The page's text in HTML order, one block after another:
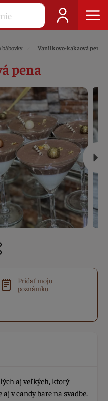
bábovky Vanilkovo-kakaová pena
pena
Pridať moju
poznámku
aj veľkých, ktorý
v candy bare na svadbe.